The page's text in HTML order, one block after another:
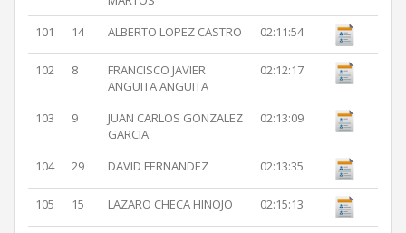
101 14 ALBERTO LOPEZ CASTRO 02:11:54
102 8
FRANCISCO JAVIER
ANGUITA ANGUITA
02:12:17
103 9
JUAN CARLOS GONZALEZ
GARCIA
02:13:09
104 29 DAVID FERNANDEZ 02:13:35
105 15 LAZARO CHECA HINOJO 02:15:13